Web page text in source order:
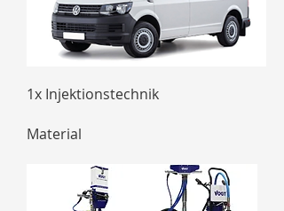
1x Injektionstechnik
Material